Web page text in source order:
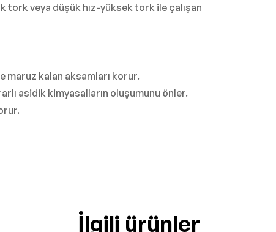
tork veya düşük hız-yüksek tork ile çalışan
maruz kalan aksamları korur.
asidik kimyasalların oluşumunu önler.
İlgili ürünler